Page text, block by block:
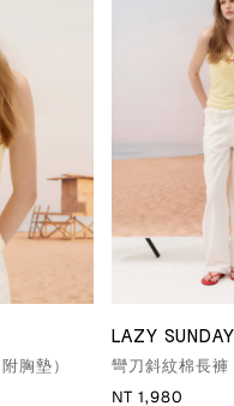
胸墊）
LAZY SUNDAY
彎刀斜紋棉長褲
NT 1,980